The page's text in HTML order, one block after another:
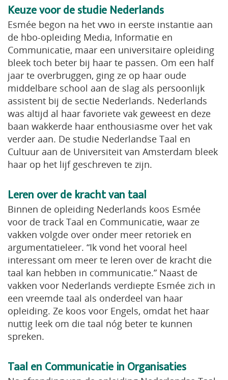
Keuze voor de studie Nederlands
Esmée begon na het vwo in eerste instantie aan
de hbo-opleiding Media, Informatie en
Communicatie, maar een universitaire opleiding
bleek toch beter bij haar te passen. Om een half
jaar te overbruggen, ging ze op haar oude
middelbare school aan de slag als persoonlijk
assistent bij de sectie Nederlands. Nederlands
was altijd al haar favoriete vak geweest en deze
baan wakkerde haar enthousiasme over het vak
verder aan. De studie Nederlandse Taal en
Cultuur aan de Universiteit van Amsterdam bleek
haar op het lijf geschreven te zijn.
Leren over de kracht van taal
Binnen de opleiding Nederlands koos Esmée
voor de track Taal en Communicatie, waar ze
vakken volgde over onder meer retoriek en
argumentatieleer. “Ik vond het vooral heel
interessant om meer te leren over de kracht die
taal kan hebben in communicatie.” Naast de
vakken voor Nederlands verdiepte Esmée zich in
een vreemde taal als onderdeel van haar
opleiding. Ze koos voor Engels, omdat het haar
nuttig leek om die taal nóg beter te kunnen
spreken.
Taal en Communicatie in Organisaties